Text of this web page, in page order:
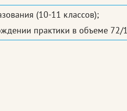
(10-11 классов);
практики в объеме 72/